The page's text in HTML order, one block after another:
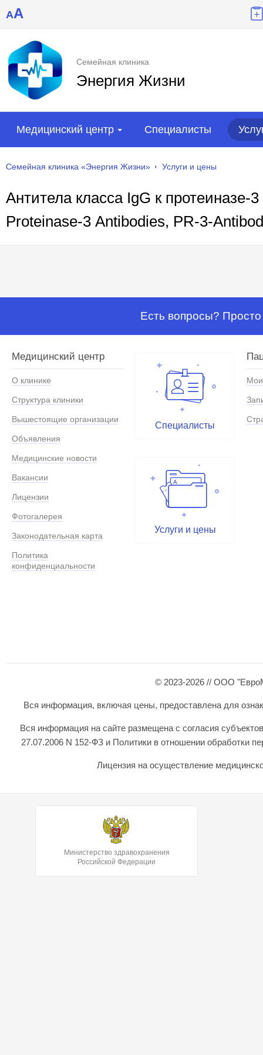
AA
Семейная клиника
Энергия Жизни
Медицинский центр Специалисты
Семейная клиника «Энергия Жизни» Услуги и цены
Антитела класса IgG к протеиназе-
Рroteinase-3 Аntibodies, PR-3-
Есть вопросы?
Медицинский центр
О клинике
Структура клиники
Вышестоящие организации
Объявления
Медицинские новости
Вакансии
Лицензии
Фотогалерея
Законодательная карта
Политика
конфиденциальности
Специалисты
Услуги и цены
© 2023-2026 // ООО
Вся информация, включая цены, предоставлена для
Вся информация на сайте размещена с согласия
27.07.2006 N 152-ФЗ и Политики в отношении обработки
Лицензия на осуществление
Министерство здравохранения
Российской Федерации